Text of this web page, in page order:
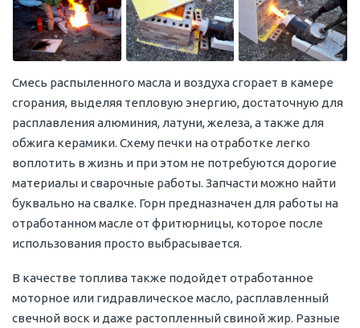
Смесь распыленного масла и воздуха сгорает в камере
сгорания, выделяя тепловую энергию, достаточную для
расплавления алюминия, латуни, железа, а также для
обжига керамики. Схему печки на отработке легко
воплотить в жизнь и при этом не потребуются дорогие
материалы и сварочные работы. Запчасти можно найти
буквально на свалке. Горн предназначен для работы на
отработанном масле от фритюрницы, которое после
использования просто выбрасывается.
В качестве топлива также подойдет отработанное
моторное или гидравлическое масло, расплавленный
свечной воск и даже растопленный свиной жир. Разные